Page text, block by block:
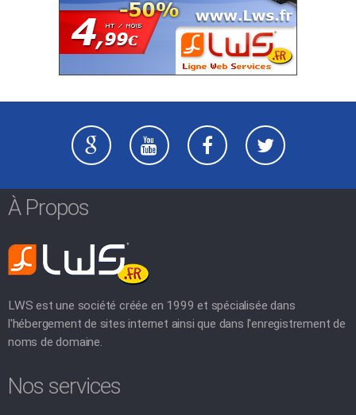
À Propos
LWS est une société créée en 1999 et spécialisée dans
l'hébergement de sites internet ainsi que dans l'enregistrement de
noms de domaine.
Nos services